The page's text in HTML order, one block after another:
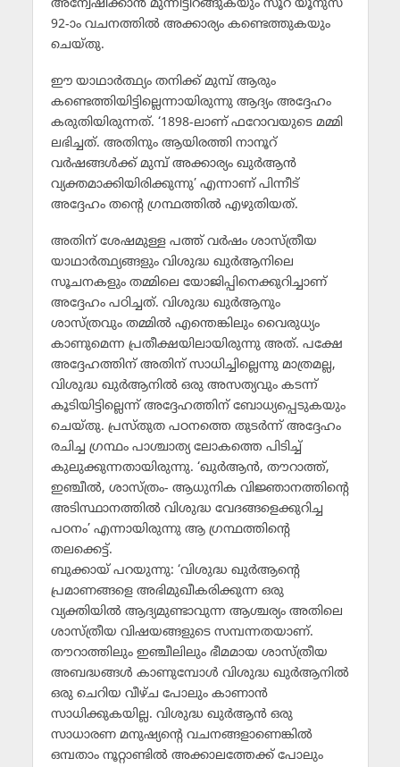
അന്വേഷിക്കാന്‍ മുന്നിട്ടിറങ്ങുകയും സൂറ യൂനുസ്
92-ാം വചനത്തില്‍ അക്കാര്യം കണ്ടെത്തുകയും
ചെയ്തു.
ഈ യാഥാര്‍ത്ഥ്യം തനിക്ക് മുമ്പ് ആരും
കണ്ടെത്തിയിട്ടില്ലെന്നായിരുന്നു ആദ്യം അദ്ദേഹം
കരുതിയിരുന്നത്. ‘1898-ലാണ് ഫറോവയുടെ മമ്മി
ലഭിച്ചത്. അതിനും ആയിരത്തി നാനൂറ്
വര്‍ഷങ്ങള്‍ക്ക് മുമ്പ് അക്കാര്യം ഖുര്‍ആന്‍
വ്യക്തമാക്കിയിരിക്കുന്നു’ എന്നാണ് പിന്നീട്
അദ്ദേഹം തന്റെ ഗ്രന്ഥത്തില്‍ എഴുതിയത്.
അതിന് ശേഷമുള്ള പത്ത് വര്‍ഷം ശാസ്ത്രീയ
യാഥാര്‍ത്ഥ്യങ്ങളും വിശുദ്ധ ഖുര്‍ആനിലെ
സൂചനകളും തമ്മിലെ യോജിപ്പിനെക്കുറിച്ചാണ്
അദ്ദേഹം പഠിച്ചത്. വിശുദ്ധ ഖുര്‍ആനും
ശാസ്ത്രവും തമ്മില്‍ എന്തെങ്കിലും വൈരുധ്യം
കാണുമെന്ന പ്രതീക്ഷയിലായിരുന്നു അത്. പക്ഷേ
അദ്ദേഹത്തിന് അതിന് സാധിച്ചില്ലെന്നു മാത്രമല്ല,
വിശുദ്ധ ഖുര്‍ആനില്‍ ഒരു അസത്യവും കടന്ന്
കൂടിയിട്ടില്ലെന്ന് അദ്ദേഹത്തിന് ബോധ്യപ്പെടുകയും
ചെയ്തു. പ്രസ്തുത പഠനത്തെ തുടര്‍ന്ന് അദ്ദേഹം
രചിച്ച ഗ്രന്ഥം പാശ്ചാത്യ ലോകത്തെ പിടിച്ച്
കുലുക്കുന്നതായിരുന്നു. ‘ഖുര്‍ആന്‍, തൗറാത്ത്,
ഇഞ്ചീല്‍, ശാസ്ത്രം- ആധുനിക വിജ്ഞാനത്തിന്റെ
അടിസ്ഥാനത്തില്‍ വിശുദ്ധ വേദങ്ങളെക്കുറിച്ച
പഠനം’ എന്നായിരുന്നു ആ ഗ്രന്ഥത്തിന്റെ
തലക്കെട്ട്.
ബുക്കായ് പറയുന്നു: ‘വിശുദ്ധ ഖുര്‍ആന്റെ
പ്രമാണങ്ങളെ അഭിമുഖീകരിക്കുന്ന ഒരു
വ്യക്തിയില്‍ ആദ്യമുണ്ടാവുന്ന ആശ്ചര്യം അതിലെ
ശാസ്ത്രീയ വിഷയങ്ങളുടെ സമ്പന്നതയാണ്.
തൗറാത്തിലും ഇഞ്ചീലിലും ഭീമമായ ശാസ്ത്രീയ
അബദ്ധങ്ങള്‍ കാണുമ്പോള്‍ വിശുദ്ധ ഖുര്‍ആനില്‍
ഒരു ചെറിയ വീഴ്ച പോലും കാണാന്‍
സാധിക്കുകയില്ല. വിശുദ്ധ ഖുര്‍ആന്‍ ഒരു
സാധാരണ മനുഷ്യന്റെ വചനങ്ങളാണെങ്കില്‍
ഒമ്പതാം നൂറ്റാണ്ടില്‍ അക്കാലത്തേക്ക് പോലും